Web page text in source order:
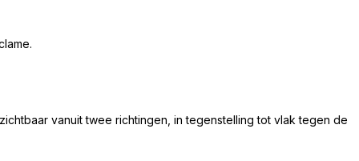
vanuit twee richtingen, in tegenstelling tot vlak tegen de